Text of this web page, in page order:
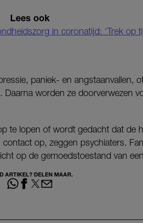
Lees ook
in coronatijd: ‘Trek op
paniek- en angstaanvallen,
worden ze doorverwezen
te lopen of wordt gedacht dat de
op, zeggen psychiaters.
op de gemoedstoestand van
ARTIKEL? DELEN MAAR.